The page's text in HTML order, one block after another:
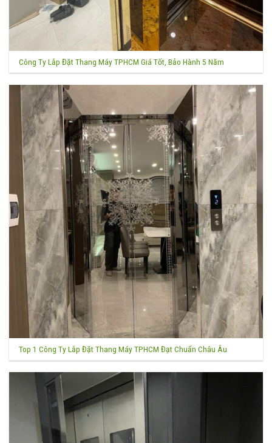
Công Ty Lắp Đặt Thang Máy TPHCM Giá Tốt, Bảo Hành 5 Năm
Top 1 Công Ty Lắp Đặt Thang Máy TPHCM Đạt Chuẩn Châu Âu